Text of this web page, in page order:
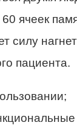
60 ячеек
силу
пациента.